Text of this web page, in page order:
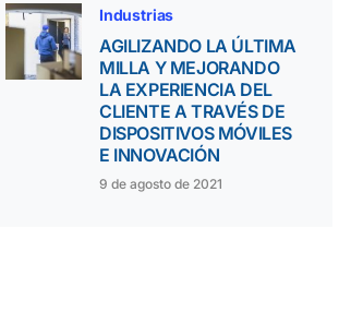
Industrias
AGILIZANDO LA ÚLTIMA
MILLA Y MEJORANDO
LA EXPERIENCIA DEL
CLIENTE A TRAVÉS DE
DISPOSITIVOS MÓVILES
E INNOVACIÓN
9 de agosto de 2021